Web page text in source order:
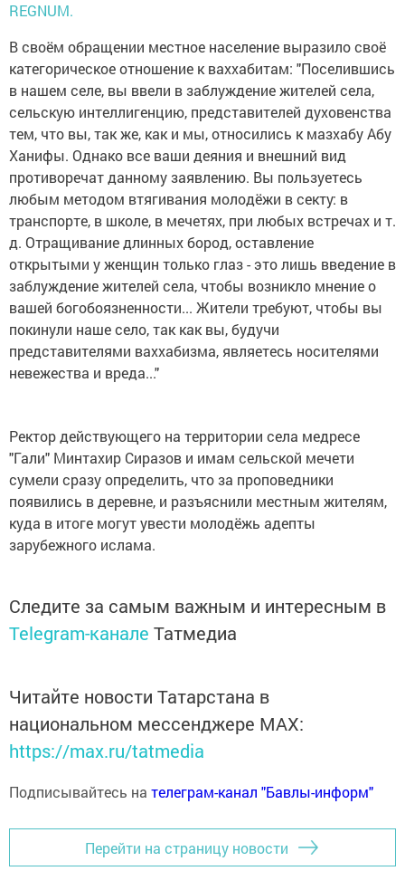
REGNUM.
В своём обращении местное население выразило своё
категорическое отношение к ваххабитам: "Поселившись
в нашем селе, вы ввели в заблуждение жителей села,
сельскую интеллигенцию, представителей духовенства
тем, что вы, так же, как и мы, относились к мазхабу Абу
Ханифы. Однако все ваши деяния и внешний вид
противоречат данному заявлению. Вы пользуетесь
любым методом втягивания молодёжи в секту: в
транспорте, в школе, в мечетях, при любых встречах и т.
д. Отращивание длинных бород, оставление
открытыми у женщин только глаз - это лишь введение в
заблуждение жителей села, чтобы возникло мнение о
вашей богобоязненности... Жители требуют, чтобы вы
покинули наше село, так как вы, будучи
представителями ваххабизма, являетесь носителями
невежества и вреда..."
Ректор действующего на территории села медресе
"Гали" Минтахир Сиразов и имам сельской мечети
сумели сразу определить, что за проповедники
появились в деревне, и разъяснили местным жителям,
куда в итоге могут увести молодёжь адепты
зарубежного ислама.
Следите за самым важным и интересным в
Telegram-канале Татмедиа
Читайте новости Татарстана в
национальном мессенджере MАХ:
https://max.ru/tatmedia
Подписывайтесь на телеграм-канал "Бавлы-информ"
Перейти на страницу новости